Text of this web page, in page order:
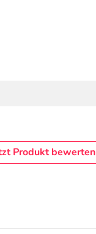
Produkt bewerten